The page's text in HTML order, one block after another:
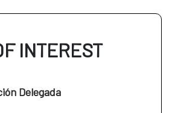
INTEREST
Delegada